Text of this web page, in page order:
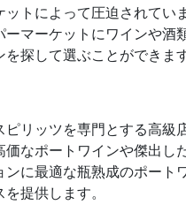
トによって圧迫されてい
マーケットにワインや酒
探して選ぶことができます
リッツを専門とする高
なポートワインや傑出
に最適な瓶熟成のポー
提供します。